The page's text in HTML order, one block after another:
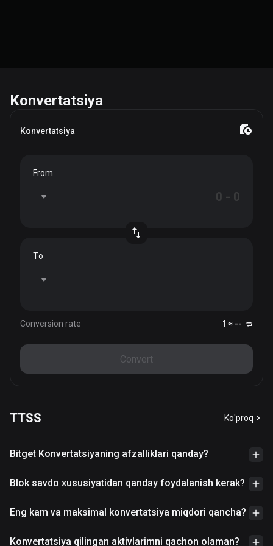
Konvertatsiya
Konvertatsiya
From
To
Conversion rate 1 ≈ --
Convert
TTSS Ko'proq
Bitget Konvertatsiyaning afzalliklari qanday?
Blok savdo xususiyatidan qanday foydalanish kerak?
Eng kam va maksimal konvertatsiya miqdori qancha?
Konvertatsiya qilingan aktivlarimni qachon olaman?